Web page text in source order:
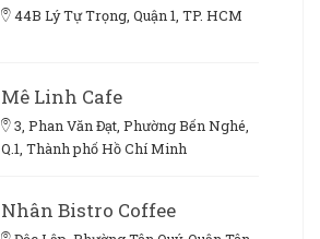
44B Lý Tự Trọng, Quận 1, TP. HCM
Mê Linh Cafe
3, Phan Văn Đạt, Phường Bến Nghé,
Q.1, Thành phố Hồ Chí Minh
Nhân Bistro Coffee